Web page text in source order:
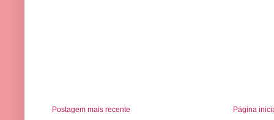
Postagem mais recente Página